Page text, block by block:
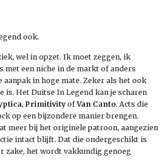
ook.
wel in opzet. Ik moet zeggen, ik
met een niche in de markt of anders
aanpak in hoge mate. Zeker als het ook
is. Het Duitse In Legend kan je scharen
, PrimitivityofVan Canto. Acts die
op een bijzondere manier brengen.
meer bij het originele patroon, aangezien
intact blijft. Dat die ondergeschikt is
zake, het wordt vakkundig genoeg